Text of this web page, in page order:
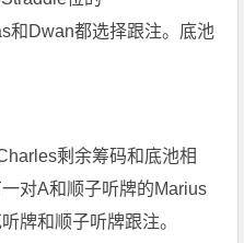
和Dwan都选择跟注。底池
剩余筹码和底池相
对A和顺子听牌的Marius
牌和顺子听牌跟注。